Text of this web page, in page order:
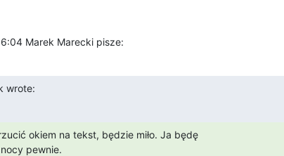
Marek Marecki pisze:
wrote:
okiem na tekst, będzie miło. Ja będę
pewnie.